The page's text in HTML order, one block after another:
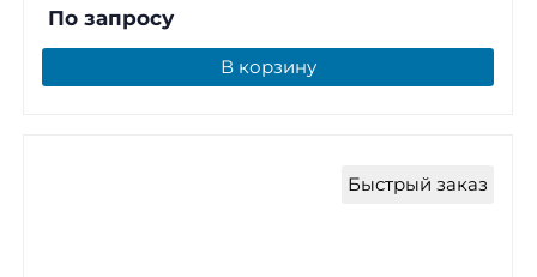
По запросу
В корзину
Быстрый заказ